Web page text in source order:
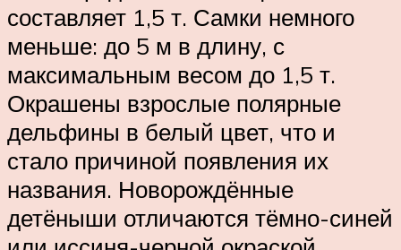
составляет 1,5 т. Самки немного
меньше: до 5 м в длину, с
максимальным весом до 1,5 т.
Окрашены взрослые полярные
дельфины в белый цвет, что и
стало причиной появления их
названия. Новорождённые
детёныши отличаются тёмно-синей